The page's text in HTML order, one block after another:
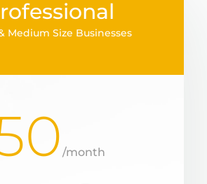
Medium Size Businesses
/month